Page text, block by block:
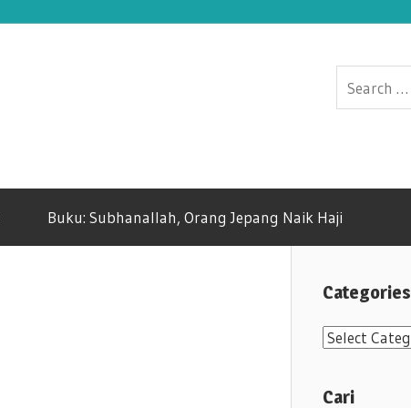
Buku: Subhanallah, Orang Jepang Naik Haji
Categories
C
t
Cari